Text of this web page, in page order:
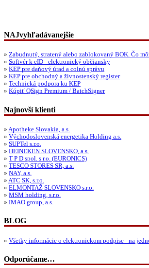
NAJvyhľadávanejšie
» Zabudnutý, stratený alebo zablokovaný BOK. Čo
» Softvér k eID - elektronický občiansky
» KEP pre daňový úrad a colnú správu
» KEP pre obchodný a živnostenský register
» Technická podpora ku KEP
» Kúpiť QSign Premium / BatchSigner
Najnovší klienti
» Apotheke Slovakia, a.s.
» Východoslovenská energetika Holding a.s.
» SUPTel s.r.o.
» HEINEKEN SLOVENSKO, a.s.
» T P D spol. s r.o. (EURONICS)
» TESCO STORES SR, a.s.
» NAY, a.s.
» ATC SK, s.r.o.
» ELMONTAŽ SLOVENSKO s.r.o.
» MSM holding, s.r.o.
» IMAO group, a.s.
BLOG
» Všetky informácie o elektronickom podpise - na
Odporúčame…